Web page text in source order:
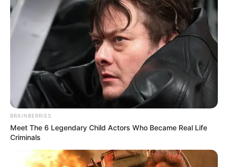
BRAINBERRIES
Meet The 6 Legendary Child Actors Who Became Real Life
Criminals